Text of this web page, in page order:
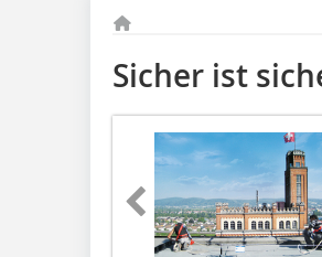
Sicher ist